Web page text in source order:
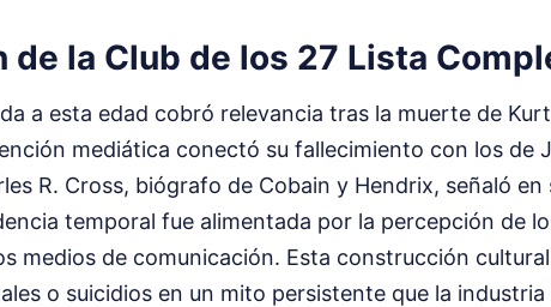
de la Club de los 27 Lista
a esta edad cobró relevancia tras la muerte de Kurt
mediática conectó su fallecimiento con los de
R. Cross, biógrafo de Cobain y Hendrix, señaló en
temporal fue alimentada por la percepción de
medios de comunicación. Esta construcción cultural
o suicidios en un mito persistente que la industria